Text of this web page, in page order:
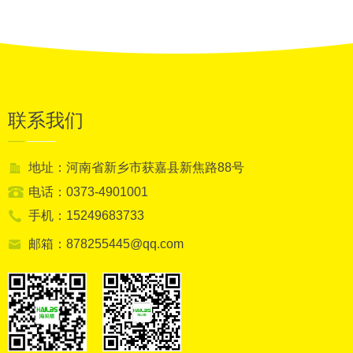
联系我们
地址：河南省新乡市获嘉县新焦路88号
电话：0373-4901001
手机：15249683733
邮箱：878255445@qq.com